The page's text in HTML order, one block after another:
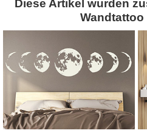
Diese Artikel wurden